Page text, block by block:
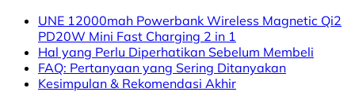
UNE 12000mah Powerbank Wireless Magnetic Qi2
PD20W Mini Fast Charging 2 in 1
Hal yang Perlu Diperhatikan Sebelum Membeli
FAQ: Pertanyaan yang Sering Ditanyakan
Kesimpulan & Rekomendasi Akhir